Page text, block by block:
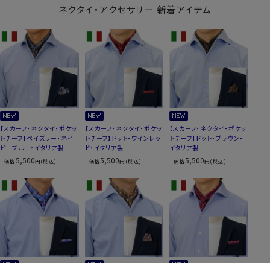
ネクタイ・アクセサリー 新着アイテム
【スカーフ・ネクタイ・ポケッ
トチーフ】ペイズリー・ネイ
ビーブルー・イタリア製
価格5,500円(税込)
【スカーフ・ネクタイ・ポケッ
トチーフ】ドット・ワインレッ
ド・イタリア製
価格5,500円(税込)
【スカーフ・ネクタイ・ポケッ
トチーフ】ドット・ブラウン・
イタリア製
価格5,500円(税込)